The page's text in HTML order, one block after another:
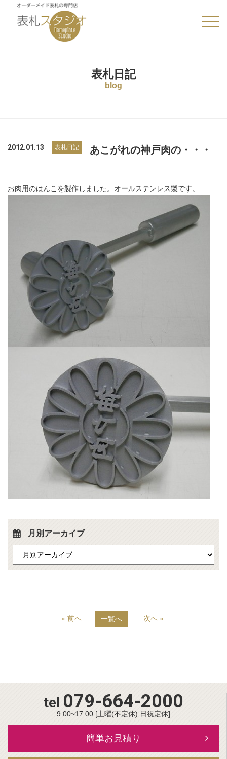
> 表札日記> あこがれの神戸肉の・・・
表札日記
blog
2012.01.13 表札日記 あこがれの神戸肉の・・・
お肉用のはんこを製作しました。オールステンレス製です。
月別アーカイブ
« 前へ 一覧へ 次へ »
tel 079-664-2000
9:00~17:00 [土曜(不定休) 日祝定休]
簡単お見積り